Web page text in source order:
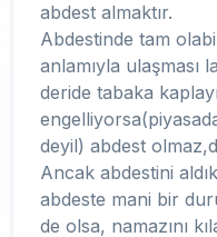
abdest almaktır.
Abdestinde tam
anlamıyla ulaşması
deride tabaka
deyil) abdest
Ancak abdestini
abdeste mani bir
de olsa, namazını